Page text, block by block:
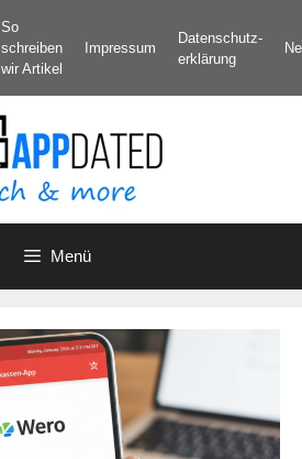
So
schreiben
wir Artikel
Impressum
Datenschutz­
erklärung
Menü